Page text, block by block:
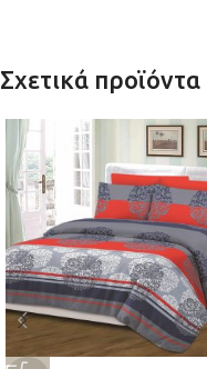
Σχετικά προϊόντα